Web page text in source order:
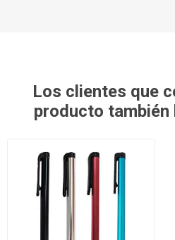
Los clientes que
producto también